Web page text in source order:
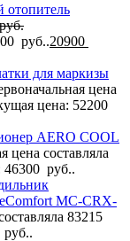
руб..20900
для маркизы
цена
цена: 52200
AERO COOL
цена составляла
46300 руб..
MC-CRX-
83215